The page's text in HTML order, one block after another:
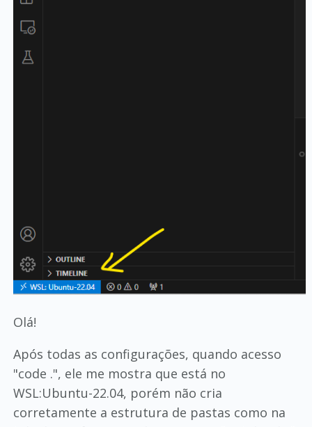
Olá!
Após todas as configurações, quando acesso
"code .", ele me mostra que está no
WSL:Ubuntu-22.04, porém não cria
corretamente a estrutura de pastas como na